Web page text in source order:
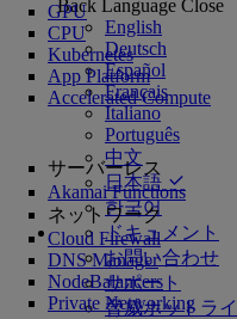
Back Language Close
English
Deutsch
Español
Français
Italiano
Português
中文
日本語
한국어
ドキュメント
お問い合わせ
サポート
脅威ホットラ
GPU
CPU
Kubernetes
App Platform
Accelerated Compute
サーバーレス
Akamai Functions
ネットワーク
Cloud Firewall
DNS Manager
NodeBalancers
Private Networking